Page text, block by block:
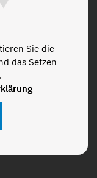
Sie die
das Setzen